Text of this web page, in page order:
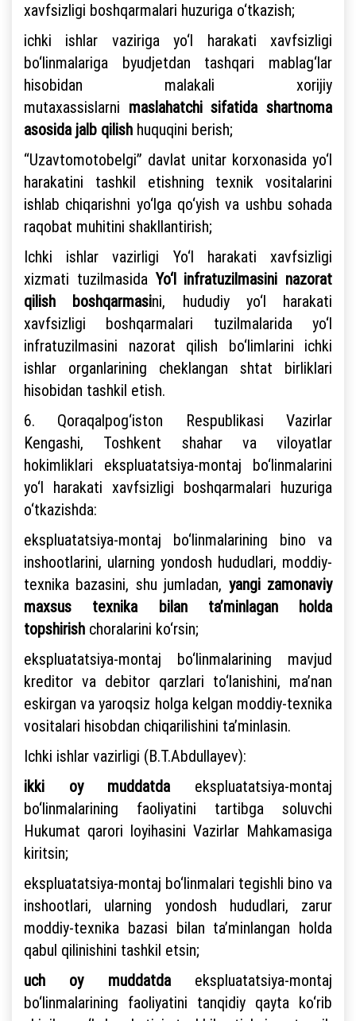
xavfsizligi boshqarmalari huzuriga o‘tkazish;
ichki ishlar vaziriga yo‘l harakati xavfsizligi
bo‘linmalariga byudjetdan tashqari mablag‘lar
hisobidan malakali xorijiy
mutaxassislarni maslahatchi sifatida shartnoma
asosida jalb qilish huquqini berish;
“Uzavtomotobelgi” davlat unitar korxonasida yo‘l
harakatini tashkil etishning texnik vositalarini
ishlab chiqarishni yo‘lga qo‘yish va ushbu sohada
raqobat muhitini shakllantirish;
Ichki ishlar vazirligi Yo‘l harakati xavfsizligi
xizmati tuzilmasida Yo‘l infratuzilmasini nazorat
qilish boshqarmasini, hududiy yo‘l harakati
xavfsizligi boshqarmalari tuzilmalarida yo‘l
infratuzilmasini nazorat qilish bo‘limlarini ichki
ishlar organlarining cheklangan shtat birliklari
hisobidan tashkil etish.
6. Qoraqalpog‘iston Respublikasi Vazirlar
Kengashi, Toshkent shahar va viloyatlar
hokimliklari ekspluatatsiya-montaj bo‘linmalarini
yo‘l harakati xavfsizligi boshqarmalari huzuriga
o‘tkazishda:
ekspluatatsiya-montaj bo‘linmalarining bino va
inshootlarini, ularning yondosh hududlari, moddiy-
texnika bazasini, shu jumladan, yangi zamonaviy
maxsus texnika bilan ta’minlagan holda
topshirish choralarini ko‘rsin;
ekspluatatsiya-montaj bo‘linmalarining mavjud
kreditor va debitor qarzlari to‘lanishini, ma’nan
eskirgan va yaroqsiz holga kelgan moddiy-texnika
vositalari hisobdan chiqarilishini ta’minlasin.
Ichki ishlar vazirligi (B.T.Abdullayev):
ikki oy muddatdaekspluatatsiya-montaj
bo‘linmalarining faoliyatini tartibga soluvchi
Hukumat qarori loyihasini Vazirlar Mahkamasiga
kiritsin;
ekspluatatsiya-montaj bo‘linmalari tegishli bino va
inshootlari, ularning yondosh hududlari, zarur
moddiy-texnika bazasi bilan ta’minlangan holda
qabul qilinishini tashkil etsin;
uch oy muddatdaekspluatatsiya-montaj
bo‘linmalarining faoliyatini tanqidiy qayta ko‘rib